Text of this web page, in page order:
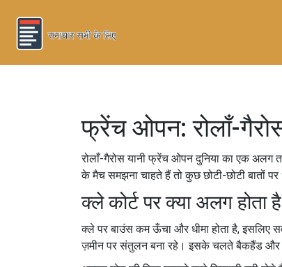
फ्रेंच ओपन: रोलाँ-
रोलाँ-गैरोस यानी फ्रेंच ओपन दुनिया का एक अलग
के मैच समझना चाहते हैं तो कुछ छोटी-छोटी बातों
क्ले कोर्ट पर क्या अलग होता
क्ले पर बाउंस कम ऊँचा और धीमा होता है, इसलिए
ज़मीन पर संतुलन बना रहे। इसके चलते बैकहैंड और